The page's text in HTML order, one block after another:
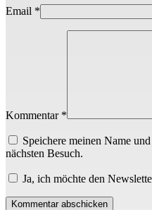
Email *
Kommentar *
Speichere meinen Name
nächsten Besuch.
Ja, ich möchte den